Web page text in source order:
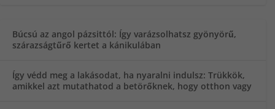
Búcsú az angol pázsittól: Így varázsolhatsz gyönyörű,
szárazságtűrő kertet a kánikulában
Így védd meg a lakásodat, ha nyaralni indulsz: Trükkök,
amikkel azt mutathatod a betörőknek, hogy otthon vagy